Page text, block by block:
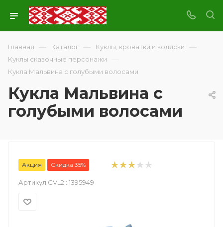
Главная — Каталог — Куклы, кроватки и коляски —
Куклы сказочные персонажи —
Кукла Мальвина с голубыми волосами
Кукла Мальвина с
голубыми волосами
Акция Скидка 35%
Артикул CVL2:: 1395949